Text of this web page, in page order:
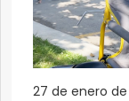
27 de enero